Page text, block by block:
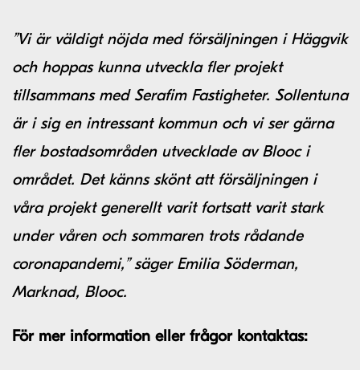
”Vi är väldigt nöjda med försäljningen i Häggvik
och hoppas kunna utveckla fler projekt
tillsammans med Serafim Fastigheter. Sollentuna
är i sig en intressant kommun och vi ser gärna
fler bostadsområden utvecklade av Blooc i
området. Det känns skönt att försäljningen i
våra projekt generellt varit fortsatt varit stark
under våren och sommaren trots rådande
coronapandemi,” säger Emilia Söderman,
Marknad, Blooc.
För mer information eller frågor kontaktas: